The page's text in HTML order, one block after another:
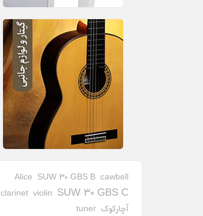
cawbell
SUW 30 GBS B
Alice
SUW 30 GBS C
violin
clarinet
آچارکوک tuner